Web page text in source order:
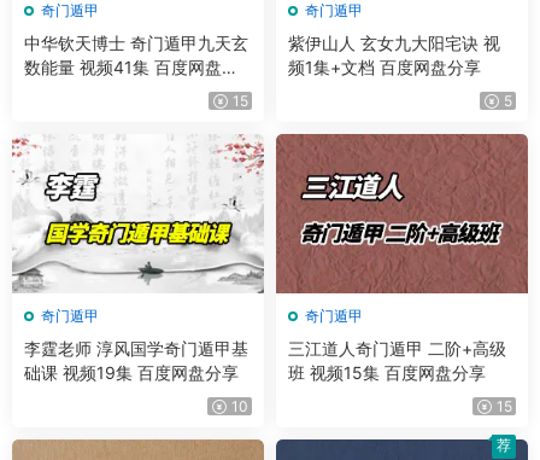
奇门遁甲
中华钦天博士 奇门遁甲九天玄
数能量 视频41集 百度网盘分
15
奇门遁甲
紫伊山人 玄女九大阳宅诀 视
频1集+文档 百度网盘分享
5
奇门遁甲
李霆老师 淳风国学奇门遁甲基
础课 视频19集 百度网盘分享
10
奇门遁甲
三江道人奇门遁甲 二阶+高级
班 视频15集 百度网盘分享
15
荐